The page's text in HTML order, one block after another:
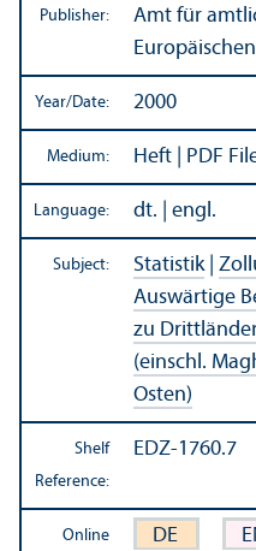
Publisher:
Amt für
Year/Date: 2000
Medium: Heft | PDF
Language: dt. | engl.
Subject: Statistik|
Auswärtige
zu
(einschl.
Osten)
Shelf
Reference:
EDZ-1760.7
Online
DE